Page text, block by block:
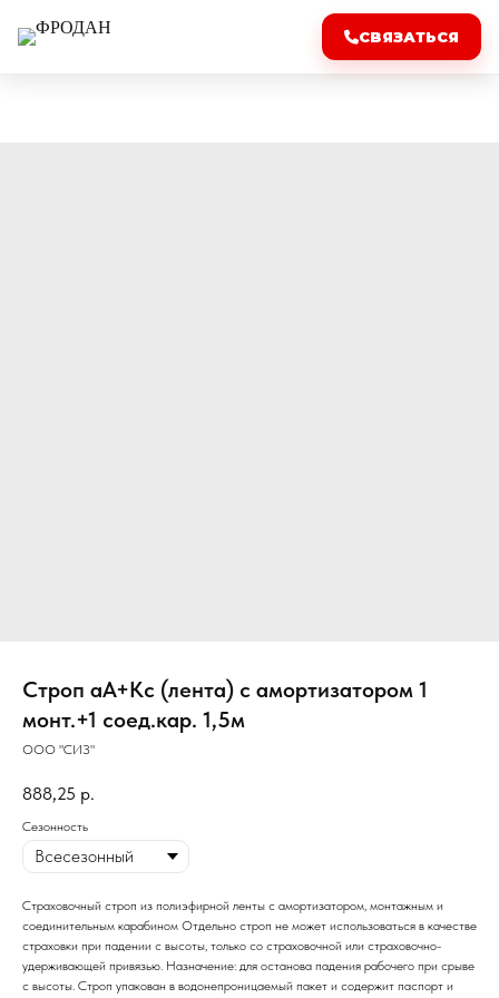
СВЯЗАТЬСЯ
Строп аА+Кс (лента) с амортизатором 1
монт.+1 соед.кар. 1,5м
ООО "СИЗ"
888,25 р.
Сезонность
Страховочный строп из полиэфирной ленты с амортизатором, монтажным и
соединительным карабином Отдельно строп не может использоваться в качестве
страховки при падении с высоты, только со страховочной или страховочно-
удерживающей привязью. Назначение: для останова падения рабочего при срыве
с высоты. Строп упакован в водонепроницаемый пакет и содержит паспорт и